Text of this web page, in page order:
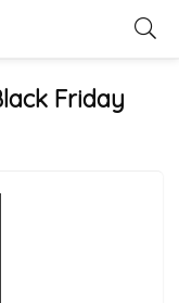
Friday